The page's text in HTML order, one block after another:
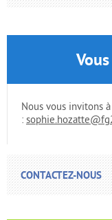
Nous vous invitons
:
CONTACTEZ-NOUS